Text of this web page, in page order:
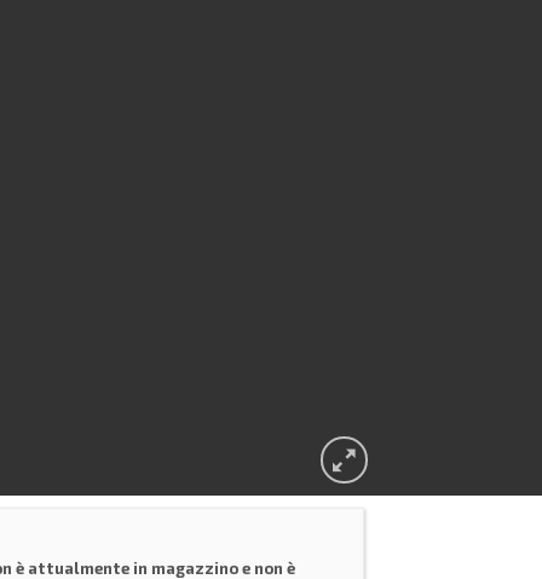
è attualmente in magazzino e non è